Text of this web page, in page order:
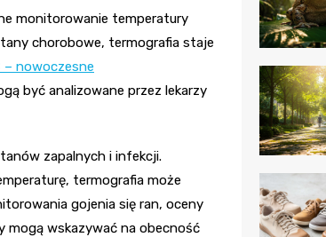
monitorowanie temperatury
chorobowe, termografia staje
– nowoczesne
być analizowane przez lekarzy
zapalnych i infekcji.
termografia może
gojenia się ran, oceny
mogą wskazywać na obecność